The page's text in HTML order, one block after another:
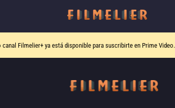
canal Filmelier+ya está disponible para suscribirte en Prime Video.